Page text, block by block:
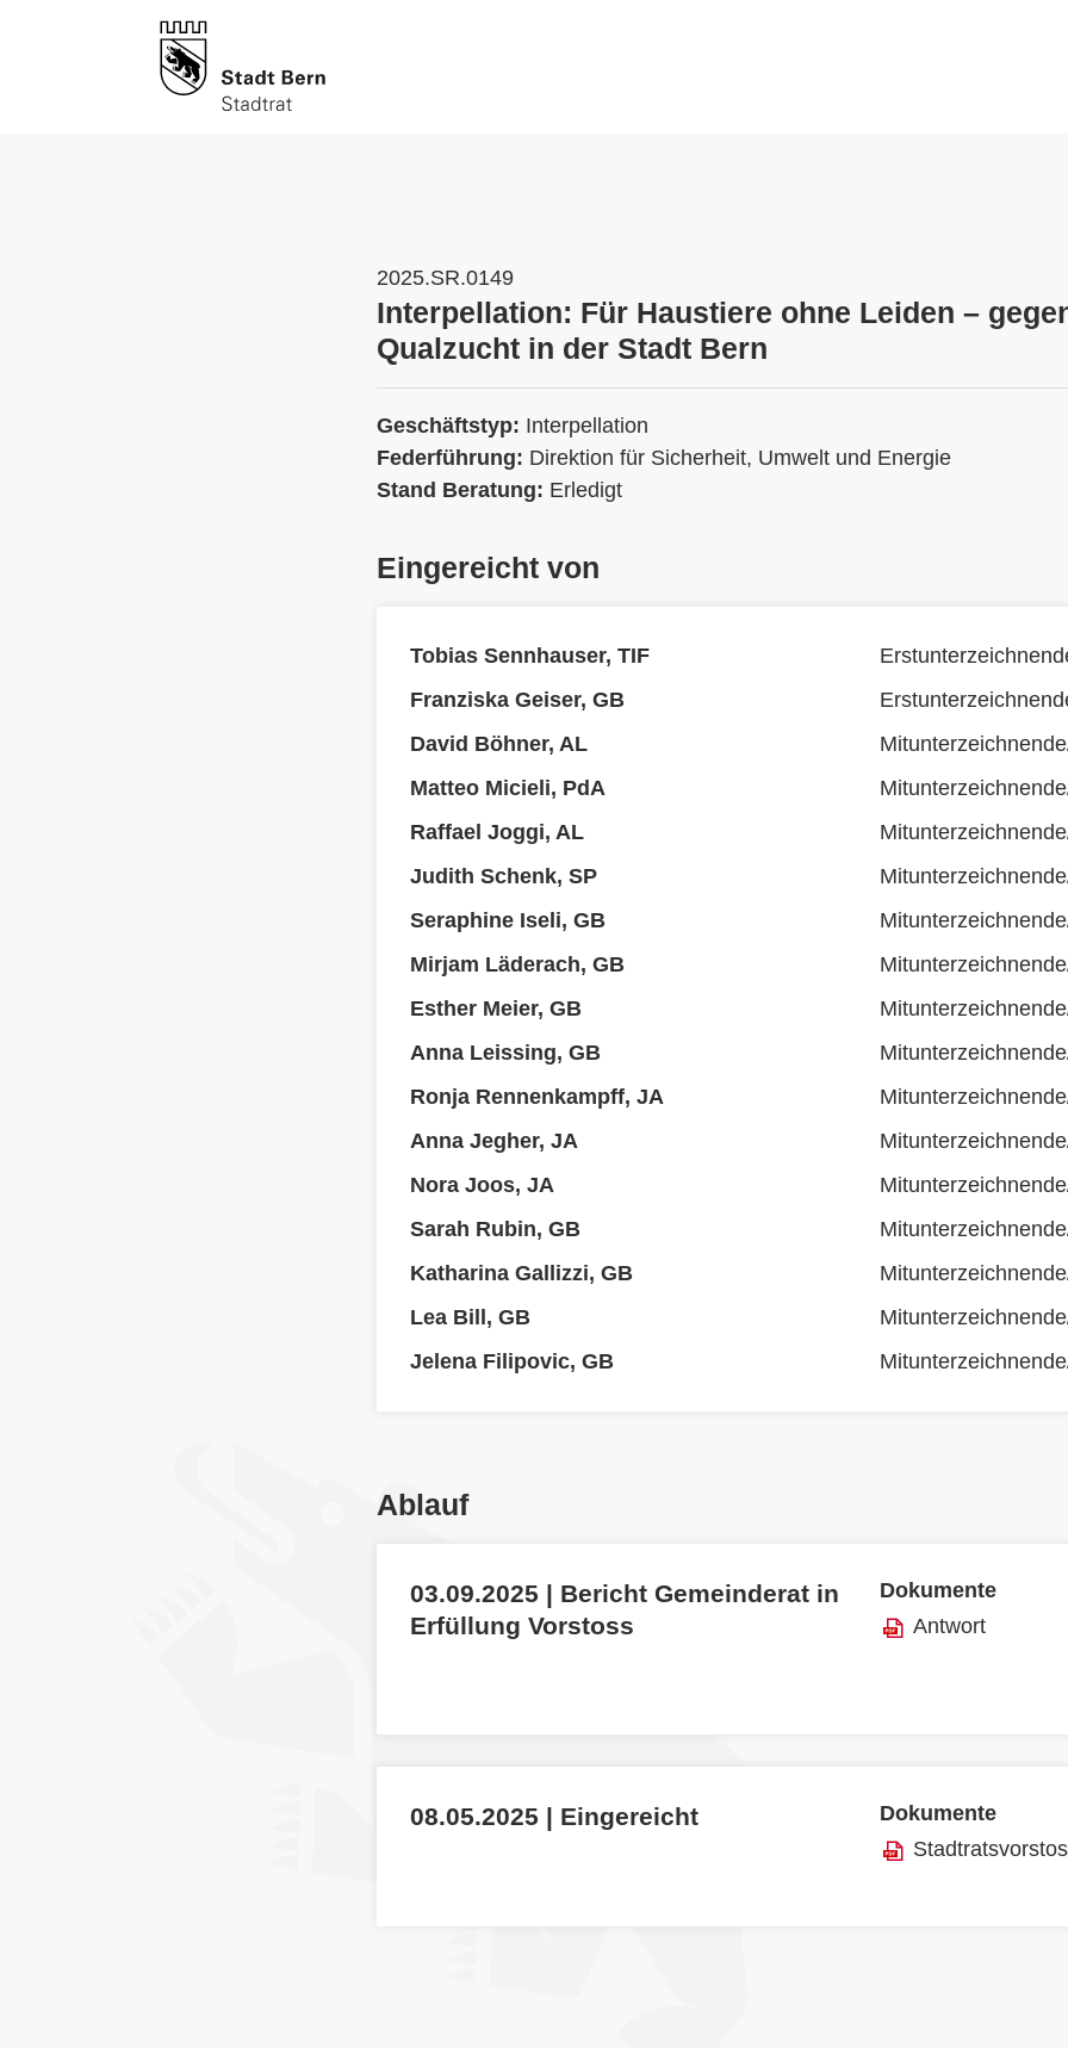
2025.SR.0149
Interpellation: Für Haustiere ohne Leiden –
Qualzucht in der Stadt Bern
Geschäftstyp: Interpellation
Federführung: Direktion für Sicherheit, Umwelt und Energie
Stand Beratung: Erledigt
Eingereicht von
Tobias Sennhauser, TIF
Franziska Geiser, GB
David Böhner, AL
Matteo Micieli, PdA
Raffael Joggi, AL
Judith Schenk, SP
Seraphine Iseli, GB
Mirjam Läderach, GB
Esther Meier, GB
Anna Leissing, GB
Ronja Rennenkampff, JA
Anna Jegher, JA
Nora Joos, JA
Sarah Rubin, GB
Katharina Gallizzi, GB
Lea Bill, GB
Jelena Filipovic, GB
Ablauf
03.09.2025 | Bericht Gemeinderat in
Erfüllung Vorstoss
Dokumente
Antwort
08.05.2025 | Eingereicht
Dokumente